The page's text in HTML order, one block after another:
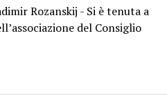
Rozanskij - Si è tenuta a
del Consiglio